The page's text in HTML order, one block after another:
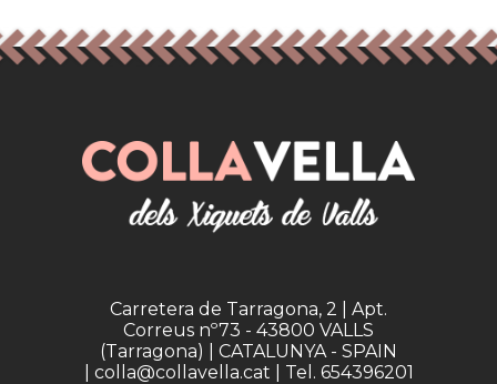
Carretera de Tarragona, 2 | Apt.
Correus nº73 - 43800 VALLS
(Tarragona) | CATALUNYA - SPAIN
| colla@collavella.cat | Tel. 654396201